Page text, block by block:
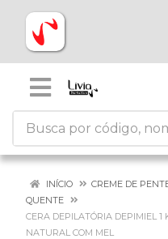
INÍCIO
CREME DE
QUENTE
CERA DEPILATÓRIA DEPIMIEL 1
NATURAL COM MEL